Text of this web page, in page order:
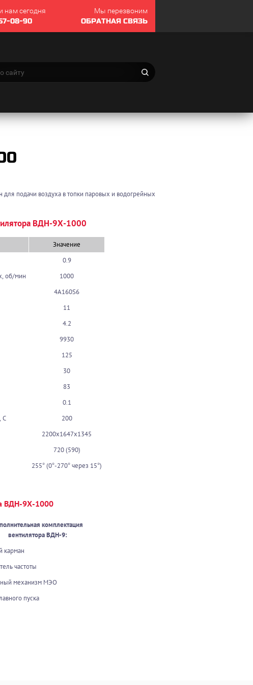
нам сегодня
08-90
Мы перезвоним
ОБРАТНАЯ СВЯЗЬ
подачи воздуха в топки паровых и водогрейных
ВДН-9Х-1000
Значение
0.9
об/мин
1000
4А160S6
11
4.2
9930
125
30
83
0.1
С
200
2200х1647х1345
720 (590)
255° (0°-270° через 15°)
ВДН-9Х-1000
комплектация
вентилятора ВДН-9:
карман
частоты
механизм МЭО
пуска